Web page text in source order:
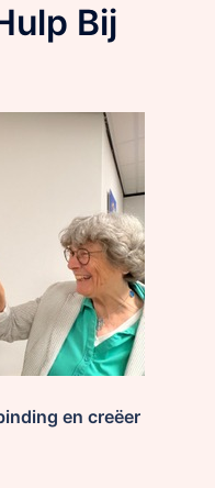
Bij
en creëer